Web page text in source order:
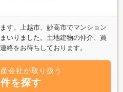
す。上越市、妙高市でマンション
いりました。土地建物の仲介、買
絡をお待ちしております。
会社が取り扱う
を探す